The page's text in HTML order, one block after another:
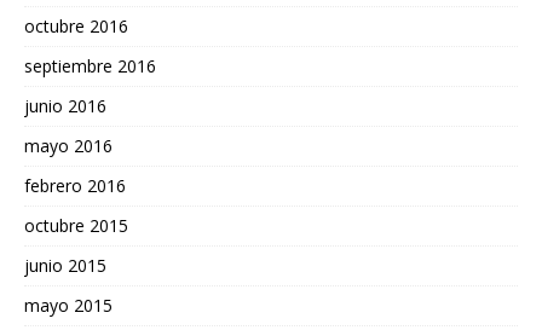
octubre 2016
septiembre 2016
junio 2016
mayo 2016
febrero 2016
octubre 2015
junio 2015
mayo 2015